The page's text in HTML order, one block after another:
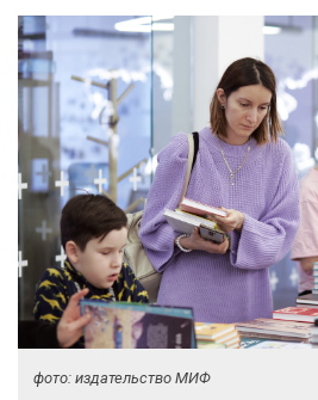
фото: издательство МИФ